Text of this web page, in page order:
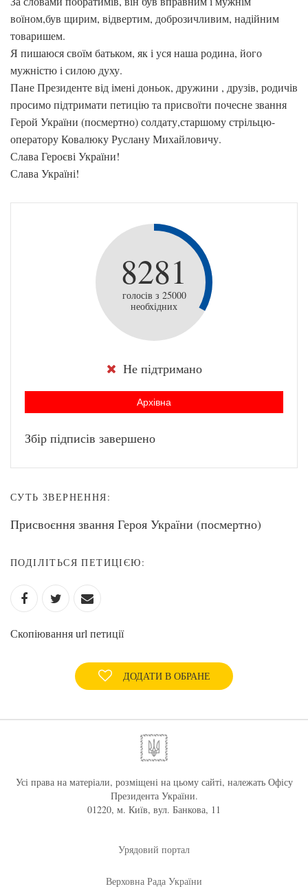
воїном,був щирим, відвертим, доброзичливим, надійним
товаришем.
Я пишаюся своїм батьком, як і уся наша родина, його
мужністю і силою духу.
Пане Президенте від імені доньок, дружини , друзів, родичів
просимо підтримати петицію та присвоїти почесне звання
Герой України (посмертно) солдату,старшому стрільцю-
оператору Ковалюку Руслану Михайловичу.
Слава Героєві України!
Слава Україні!
8281
голосів з 25000
необхідних
Не підтримано
Архівна
Збір підписів завершено
СУТЬ ЗВЕРНЕННЯ:
Присвоєння звання Героя України (посмертно)
ПОДІЛІТЬСЯ ПЕТИЦІЄЮ:
Скопіювання url петиції
ДОДАТИ В ОБРАНЕ
Усі права на матеріали, розміщені на цьому сайті, належать Офісу
Президента України.
01220, м. Київ, вул. Банкова, 11
Урядовий портал
Верховна Рада України